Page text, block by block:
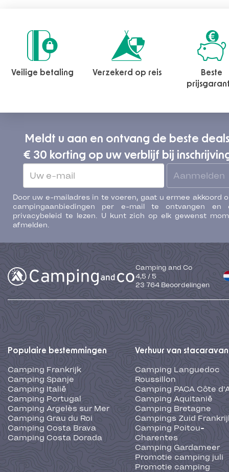
Veilige betaling Verzekerd op reis
Beste
Meldt u aan en ontvang de beste deals
€ 30 korting op uw verblijf bij
Aanmelden
Door uw e-mailadres in te voeren, gaat u ermee akkoord
campingaanbiedingen per e-mail te ontvangen en
privacybeleid te lezen. U kunt zich op elk gewenst
afmelden.
Camping and Co
4,5/5
23 764Beoordelingen
Populaire bestemmingen
Camping Frankrijk
Camping Spanje
Camping Italië
Camping Portugal
Camping Argelès sur Mer
Camping Grau du Roi
Camping Costa Brava
Camping Costa Dorada
Verhuur van
Camping Languedoc
Roussillon
Camping PACA Côte
Camping Aquitanië
Camping Bretagne
Campings Zuid
Camping Poitou-
Charentes
Camping Gardameer
Promotie camping juli
Promotie camping